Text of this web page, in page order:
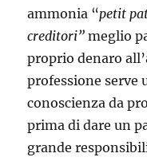
ammonia “petit
creditori” meglio
proprio denaro
professione serve
conoscienza da
prima di dare un
grande